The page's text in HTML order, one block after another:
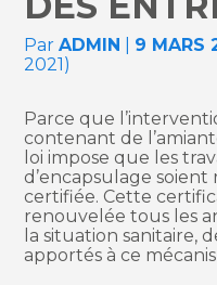
ParADMIN 9 MARS
2021)
Parce que
contenant de
loi impose que les
d’encapsulage
certifiée. Cette
renouvelée tous les
la situation sanitaire,
apportés à ce